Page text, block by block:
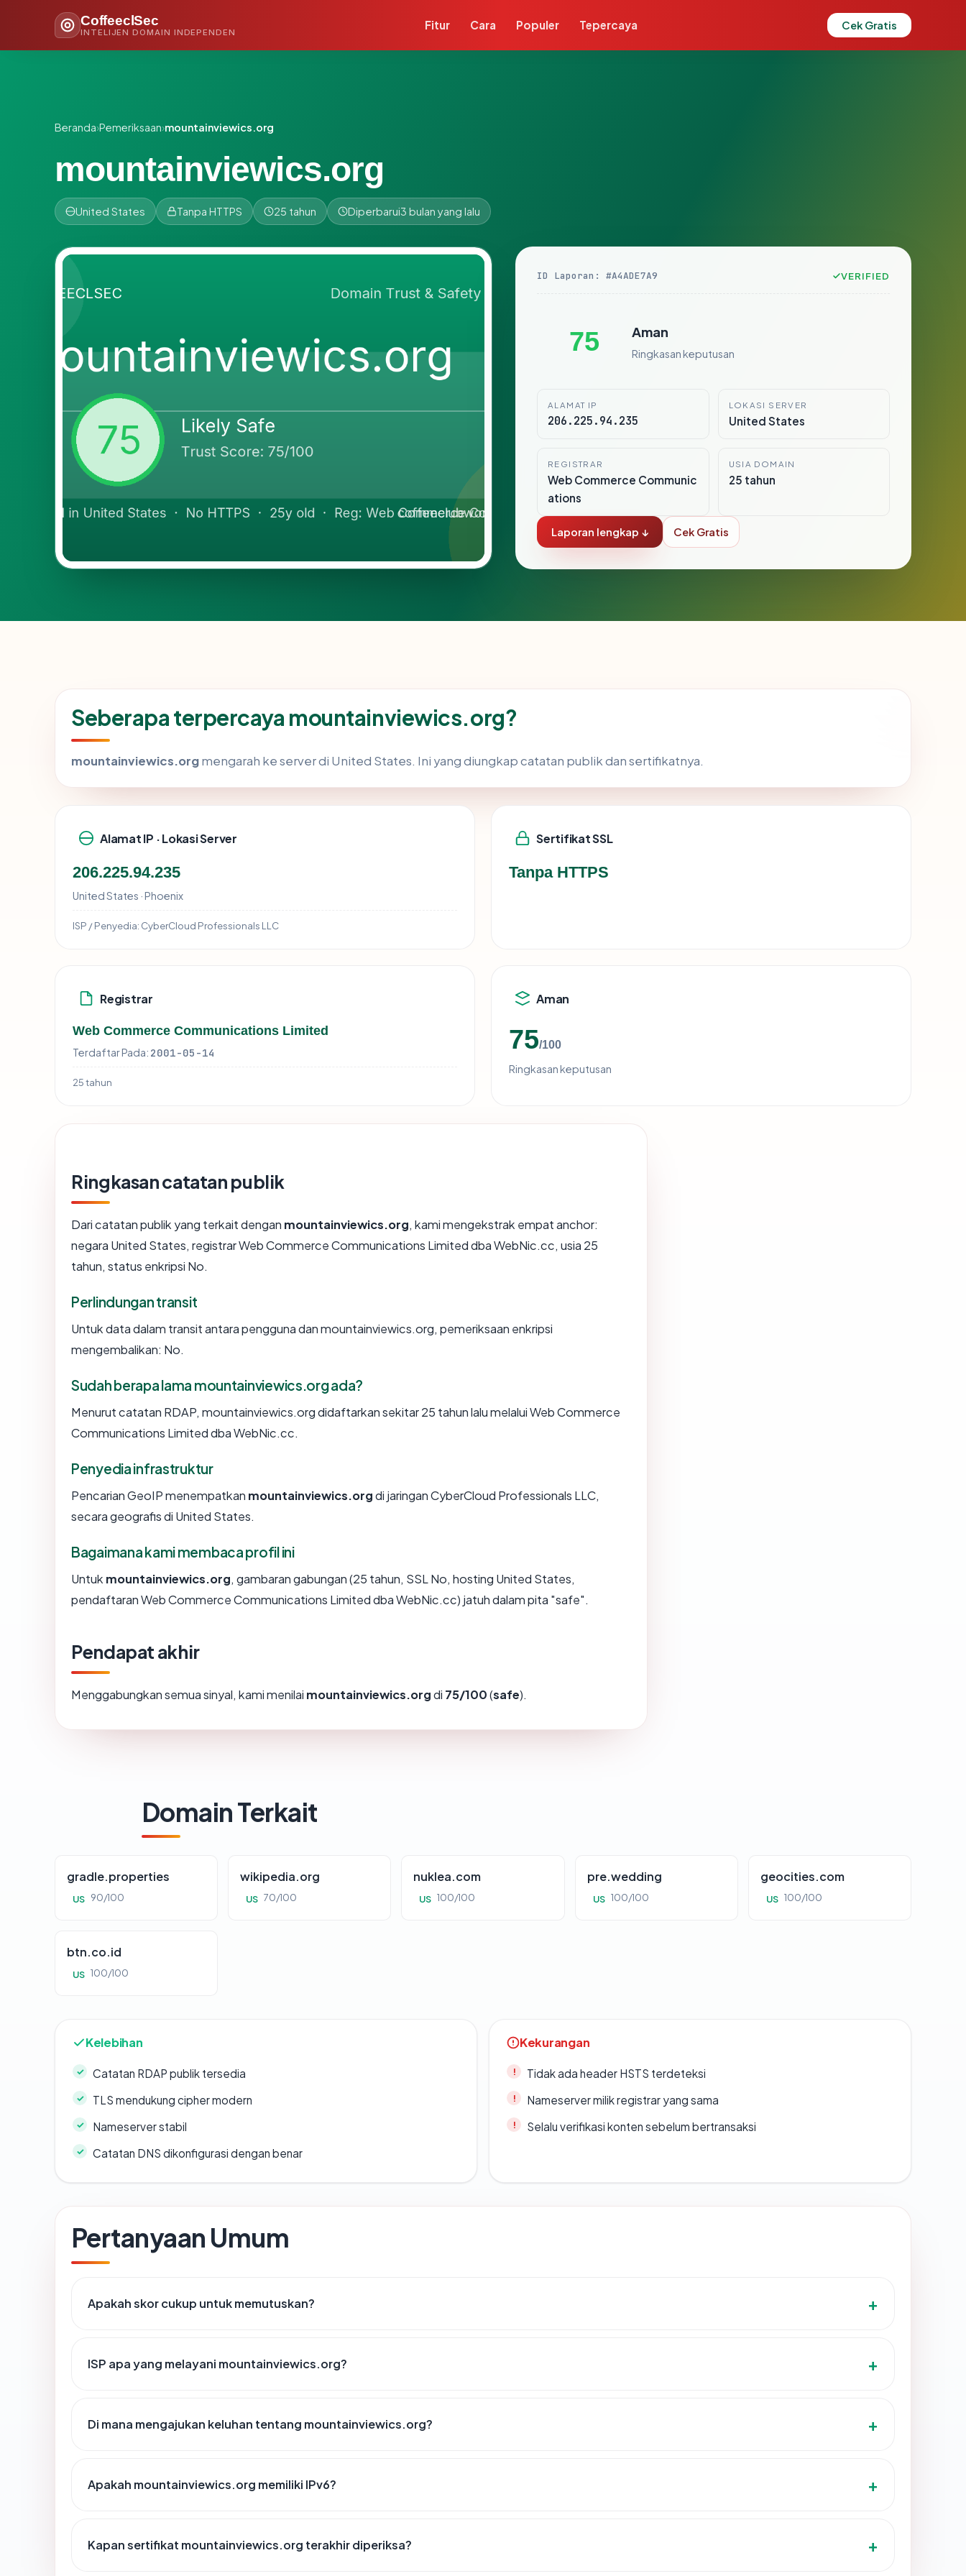
CoffeeclSec
INTELIJEN DOMAIN INDEPENDEN
Fitur Cara Populer Tepercaya Cek Gratis
Beranda›Pemeriksaan›mountainviewics.org
mountainviewics.org
United States Tanpa HTTPS 25 tahun Diperbarui3 bulan yang lalu
ID Laporan: #A4ADE7A9 VERIFIED
75 Aman
Ringkasan keputusan
ALAMAT IP
206.225.94.235
LOKASI SERVER
United States
REGISTRAR
Web Commerce Communic
ations
USIA DOMAIN
25 tahun
Laporan lengkap ↓ Cek Gratis
Seberapa terpercaya mountainviewics.org?
mountainviewics.orgmengarah ke server di United States. Ini yang diungkap catatan publik dan sertifikatnya.
Alamat IP · Lokasi Server
206.225.94.235
United States · Phoenix
ISP / Penyedia: CyberCloud Professionals LLC
Sertifikat SSL
Tanpa HTTPS
Registrar
Web Commerce Communications Limited
Terdaftar Pada: 2001-05-14
25 tahun
Aman
75/100
Ringkasan keputusan
Ringkasan catatan publik
Dari catatan publik yang terkait dengan mountainviewics.org, kami mengekstrak empat anchor:
negara United States, registrar Web Commerce Communications Limited dba WebNic.cc, usia 25
tahun, status enkripsi No.
Perlindungan transit
Untuk data dalam transit antara pengguna dan mountainviewics.org, pemeriksaan enkripsi
mengembalikan: No.
Sudah berapa lama mountainviewics.org ada?
Menurut catatan RDAP, mountainviewics.org didaftarkan sekitar 25 tahun lalu melalui Web Commerce
Communications Limited dba WebNic.cc.
Penyedia infrastruktur
Pencarian GeoIP menempatkan mountainviewics.orgdi jaringan CyberCloud Professionals LLC,
secara geografis di United States.
Bagaimana kami membaca profil ini
Untuk mountainviewics.org, gambaran gabungan (25 tahun, SSL No, hosting United States,
pendaftaran Web Commerce Communications Limited dba WebNic.cc) jatuh dalam pita "safe".
Pendapat akhir
Menggabungkan semua sinyal, kami menilai mountainviewics.orgdi 75/100(safe).
Domain Terkait
gradle.properties
US 90/100
wikipedia.org
US 70/100
nuklea.com
US 100/100
pre.wedding
US 100/100
geocities.com
US 100/100
btn.co.id
US 100/100
Kelebihan
Catatan RDAP publik tersedia
TLS mendukung cipher modern
Nameserver stabil
Catatan DNS dikonfigurasi dengan benar
Kekurangan
Tidak ada header HSTS terdeteksi
Nameserver milik registrar yang sama
Selalu verifikasi konten sebelum bertransaksi
Pertanyaan Umum
Apakah skor cukup untuk memutuskan?
ISP apa yang melayani mountainviewics.org?
Di mana mengajukan keluhan tentang mountainviewics.org?
Apakah mountainviewics.org memiliki IPv6?
Kapan sertifikat mountainviewics.org terakhir diperiksa?